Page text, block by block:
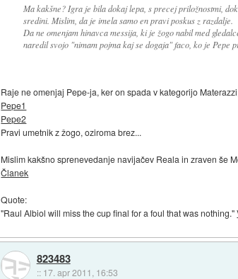
Ma kakšne? Igra je bila dokaj lepa, s precej priložnostmi,
sredini. Mislim, da je imela samo en pravi poskus z razdalje.
Da ne omenjam hinavca messija, ki je žogo nabil med
naredil svojo "nimam pojma kaj se dogaja" faco, ko je Pepe
Raje ne omenjaj Pepe-ja, ker on spada v kategorijo
Pepe1
Pepe2
Pravi umetnik z žogo, oziroma brez...
Mislim kakšno sprenevedanje navijačev Reala in zraven še
Članek
Quote:
"Raul Albiol will miss the cup final for a foul that was nothing."
823483
:: 17. apr 2011, 16:53